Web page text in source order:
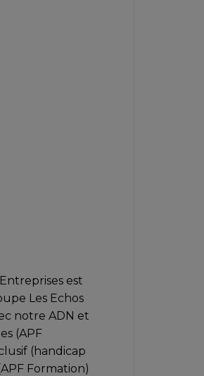
est
Les Echos
notre ADN et
(APF
(handicap
Formation)